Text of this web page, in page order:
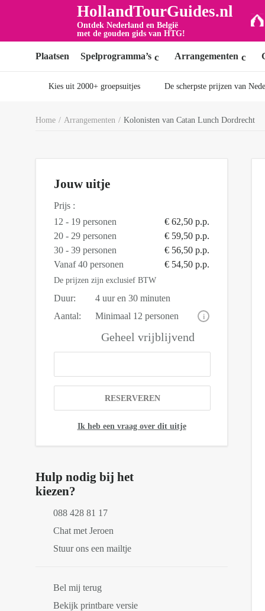
HollandTourGuides.nl
Ontdek Nederland en België
met de gouden gids van HTG!
Plaatsen Spelprogramma’s Arrangementen
Kies uit 2000+ groepsuitjes De scherpste prijzen van
Home / Arrangementen / Kolonisten van Catan Lunch Dordrecht
Jouw uitje
Prijs :
12 - 19 personen
€ 62,50 p.p.
20 - 29 personen
€ 59,50 p.p.
30 - 39 personen
€ 56,50 p.p.
Vanaf 40 personen
€ 54,50 p.p.
De prijzen zijn exclusief BTW
Duur:
4 uur en 30 minuten
Aantal:
Minimaal 12 personen i
Geheel vrijblijvend
RESERVEREN
Ik heb een vraag over dit uitje
Hulp nodig bij het
kiezen?
088 428 81 17
Chat met Jeroen
Stuur ons een mailtje
Bel mij terug
Bekijk printbare versie